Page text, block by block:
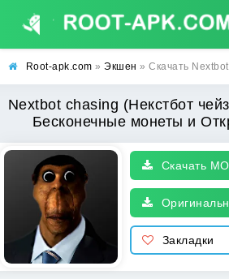
Root-apk.com » Экшен » Скачать Nextbot chasing (Некстбот чейзинг) [МОД:
Nextbot chasing (Некстбот
Бесконечные монеты и
Скачать
Закладки